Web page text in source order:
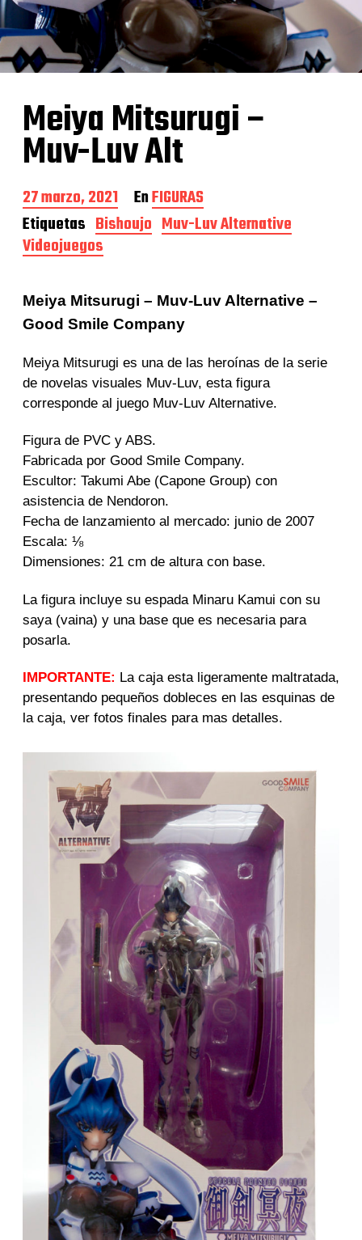
Meiya Mitsurugi –
Muv-Luv Alt
F
e
c
h
a
e
l
a
n
t
r
a
a
27 marzo, 2021 EnFIGURAS
Etiquetas Bishoujo Muv-Luv Alternative
Videojuegos
Meiya Mitsurugi – Muv-Luv Alternative –
Good Smile Company
Meiya Mitsurugi es una de las heroínas de la serie
de novelas visuales Muv-Luv, esta figura
corresponde al juego Muv-Luv Alternative.
Figura de PVC y ABS.
Fabricada por Good Smile Company.
Escultor: Takumi Abe (Capone Group) con
asistencia de Nendoron.
Fecha de lanzamiento al mercado: junio de 2007
Escala: ⅛
Dimensiones: 21 cm de altura con base.
La figura incluye su espada Minaru Kamui con su
saya (vaina) y una base que es necesaria para
posarla.
IMPORTANTE: La caja esta ligeramente maltratada,
presentando pequeños dobleces en las esquinas de
la caja, ver fotos finales para mas detalles.